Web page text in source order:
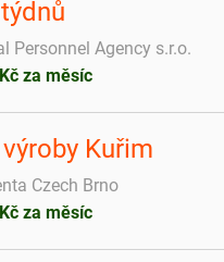
Personnel Agency s.r.o.
za měsíc
Kuřim
Czech Brno
za měsíc